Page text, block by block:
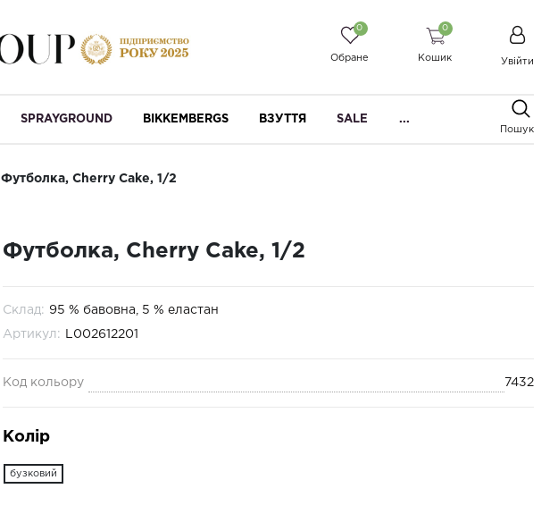
0
Обране
0
Кошик Увійти
SPRAYGROUND BIKKEMBERGS ВЗУТТЯ SALE ...
Пошук
Футболка, Cherry Cake, 1/2
Футболка, Cherry Cake, 1/2
Склад: 95 % бавовна, 5 % еластан
Артикул: L002612201
Код кольору 7432
Колір
бузковий